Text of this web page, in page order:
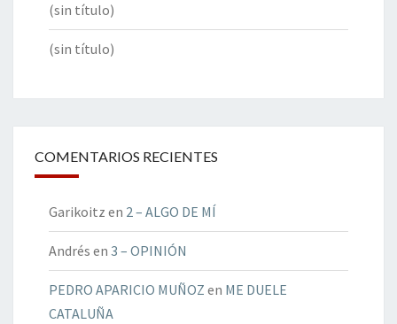
(sin título)
(sin título)
COMENTARIOS RECIENTES
Garikoitz en 2 – ALGO DE MÍ
Andrés en 3 – OPINIÓN
PEDRO APARICIO MUÑOZ en ME DUELE
CATALUÑA